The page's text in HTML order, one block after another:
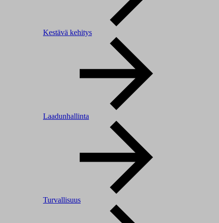
Kestävä kehitys
Laadunhallinta
Turvallisuus